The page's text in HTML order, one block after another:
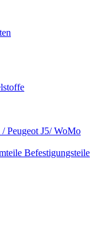
Peugeot J5/ WoMo
Befestigungsteile